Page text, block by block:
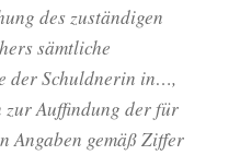
des zuständigen
sämtliche
der Schuldnerin in…,
zur Auffindung der für
Angaben gemäß Ziffer